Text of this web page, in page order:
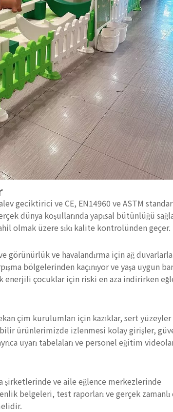
geciktirici ve CE, EN14960 ve ASTM
dünya koşullarında yapısal bütünlüğü
olmak üzere sıkı kalite kontrolünden geçer.
ve havalandırma için ağ duvarlarla
bölgelerinden kaçınıyor ve yaşa uygun
enerjili çocuklar için riski en aza indirirken
çim kurulumları için kazıklar, sert yüzeyler
ürünlerimizde izlenmesi kolay girişler,
uyarı tabelaları ve personel eğitim
şirketlerinde ve aile eğlence merkezlerinde
belgeleri, test raporları ve gerçek